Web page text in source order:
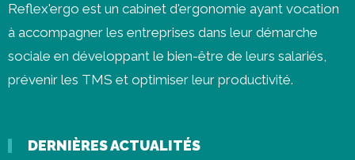
Reflex'ergo est un cabinet d'ergonomie ayant vocation
à accompagner les entreprises dans leur démarche
sociale en développant le bien-être de leurs salariés,
prévenir les TMS et optimiser leur productivité.
DERNIÈRES ACTUALITÉS